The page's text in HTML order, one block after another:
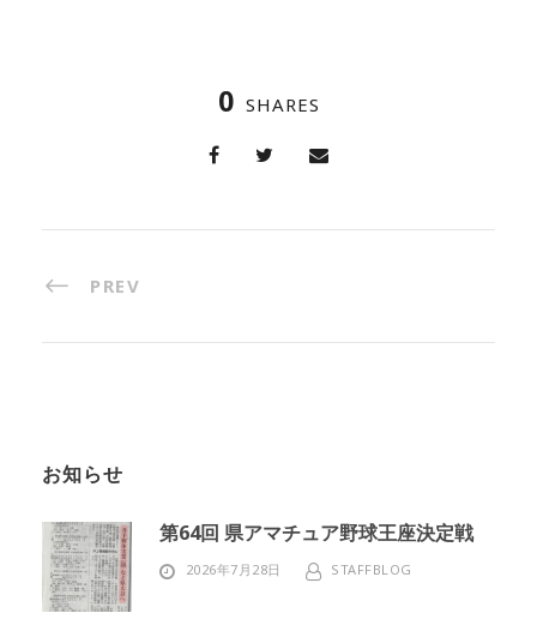
0 SHARES
PREV
お知らせ
第64回 県アマチュア野球王座決定戦
2026年7月28日 STAFFBLOG